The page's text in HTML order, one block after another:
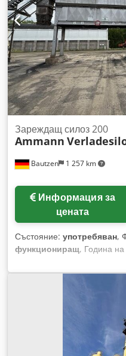
Bautzen 1 257 km
Зареждащ силоз 200
Ammann
Информация за
цената
Състояние: употребяван,
функциониращ, Година на
Използвана разтоварваща
Общ обем: 200 тона -
Crsdpfxszq S Ews Ahtsf -